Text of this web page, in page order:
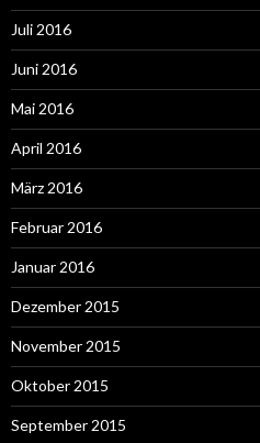
Juli 2016
Juni 2016
Mai 2016
April 2016
März 2016
Februar 2016
Januar 2016
Dezember 2015
November 2015
Oktober 2015
September 2015